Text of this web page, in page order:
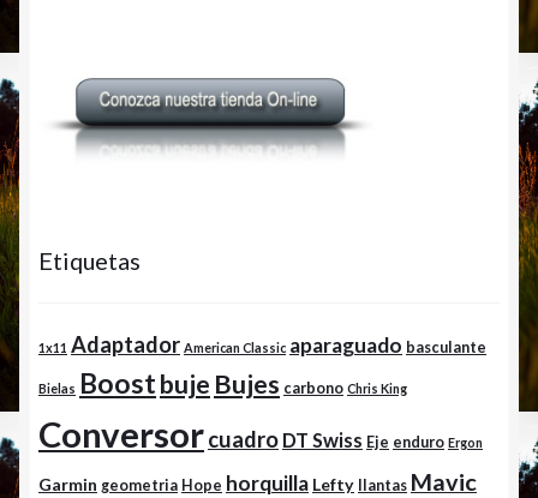
Etiquetas
1x11 Adaptador American Classic aparaguado basculante
Bielas Boostbuje Bujes carbono Chris King
Conversorcuadro DT Swiss Eje enduro Ergon
Garmin geometria Hope horquilla Lefty llantas Mavic